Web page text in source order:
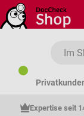
Zum Hauptinhalt
Expertise seit